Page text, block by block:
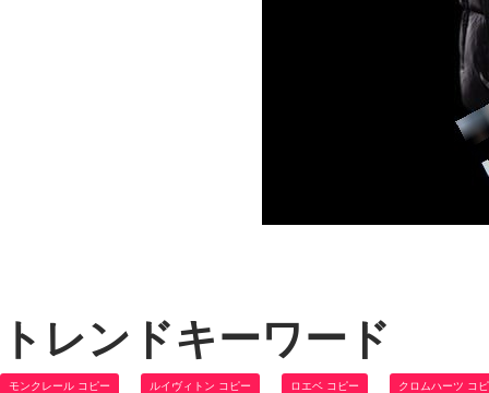
トレンドキーワード
モンクレール コピー ルイヴィトン コピー ロエベ コピー クロムハーツ コ